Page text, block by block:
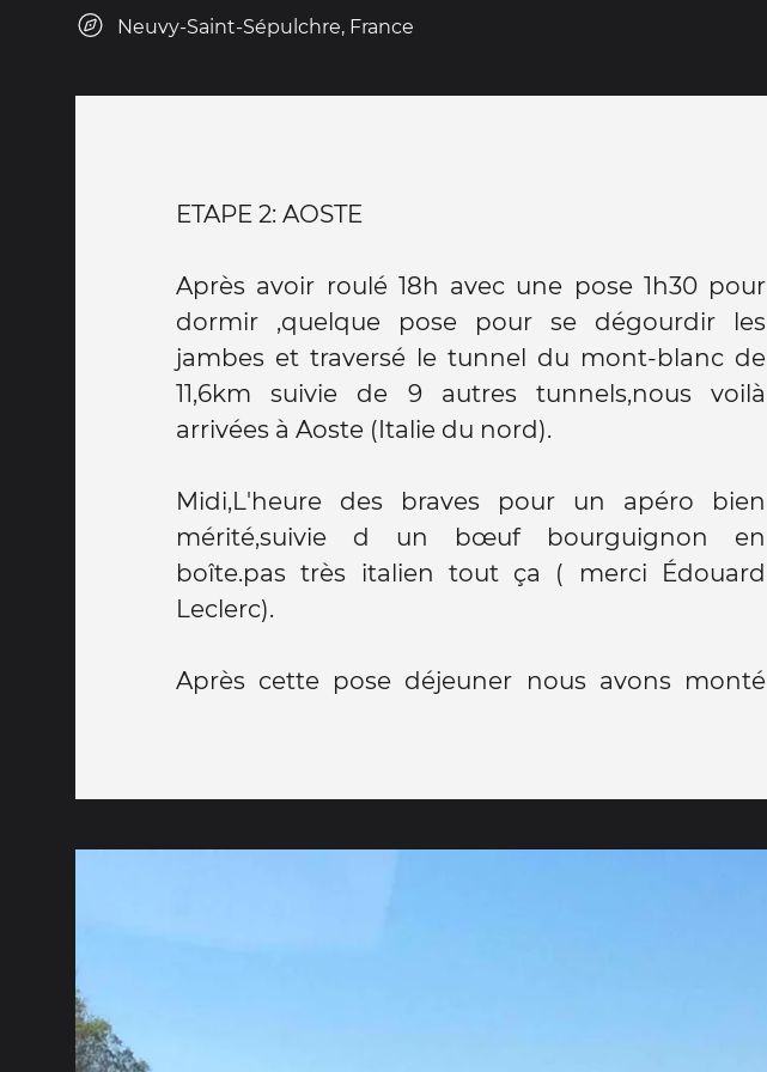
Neuvy-Saint-Sépulchre, France
ETAPE 2: AOSTE
Après avoir roulé 18h avec une pose 1h30 pour
dormir ,quelque pose pour se dégourdir les
jambes et traversé le tunnel du mont-blanc de
11,6km suivie de 9 autres tunnels,nous voilà
arrivées à Aoste (Italie du nord).
Midi,L'heure des braves pour un apéro bien
mérité,suivie d un bœuf bourguignon en
boîte.pas très italien tout ça ( merci Édouard
Leclerc).
Après cette pose déjeuner nous avons monté